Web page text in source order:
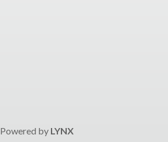
Powered by LYNX